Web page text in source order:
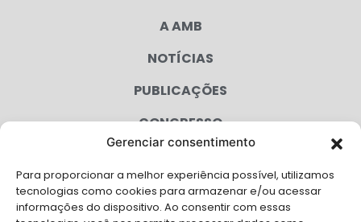
Gerenciar consentimento
Para proporcionar a melhor experiência possível, utilizamos
tecnologias como cookies para armazenar e/ou acessar
informações do dispositivo. Ao consentir com essas
A AMB
NOTÍCIAS
PUBLICAÇÕES
CONGRESSO
CAMPANHAS